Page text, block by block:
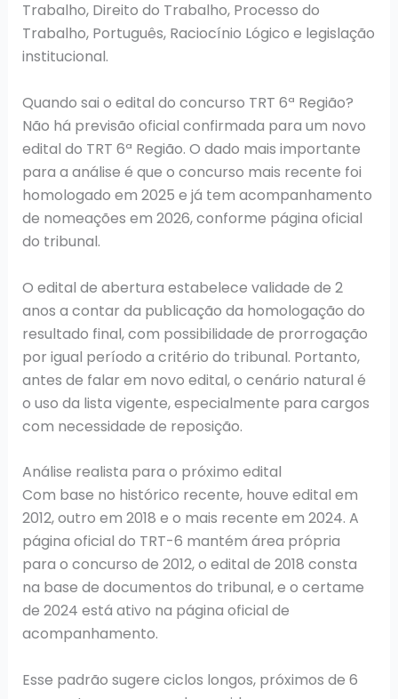
Trabalho, Direito do Trabalho, Processo do
Trabalho, Português, Raciocínio Lógico e legislação
institucional.
Quando sai o edital do concurso TRT 6ª Região?
Não há previsão oficial confirmada para um novo
edital do TRT 6ª Região. O dado mais importante
para a análise é que o concurso mais recente foi
homologado em 2025 e já tem acompanhamento
de nomeações em 2026, conforme página oficial
do tribunal.
O edital de abertura estabelece validade de 2
anos a contar da publicação da homologação do
resultado final, com possibilidade de prorrogação
por igual período a critério do tribunal. Portanto,
antes de falar em novo edital, o cenário natural é
o uso da lista vigente, especialmente para cargos
com necessidade de reposição.
Análise realista para o próximo edital
Com base no histórico recente, houve edital em
2012, outro em 2018 e o mais recente em 2024. A
página oficial do TRT-6 mantém área própria
para o concurso de 2012, o edital de 2018 consta
na base de documentos do tribunal, e o certame
de 2024 está ativo na página oficial de
acompanhamento.
Esse padrão sugere ciclos longos, próximos de 6